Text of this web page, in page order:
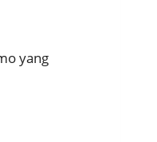
yang